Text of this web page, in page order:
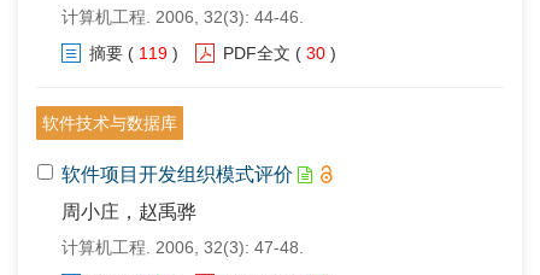
计算机工程. 2006, 32(3): 44-46.
摘要 ( 119 ) PDF全文 ( 30 )
软件技术与数据库
软件项目开发组织模式评价
周小庄，赵禹骅
计算机工程. 2006, 32(3): 47-48.